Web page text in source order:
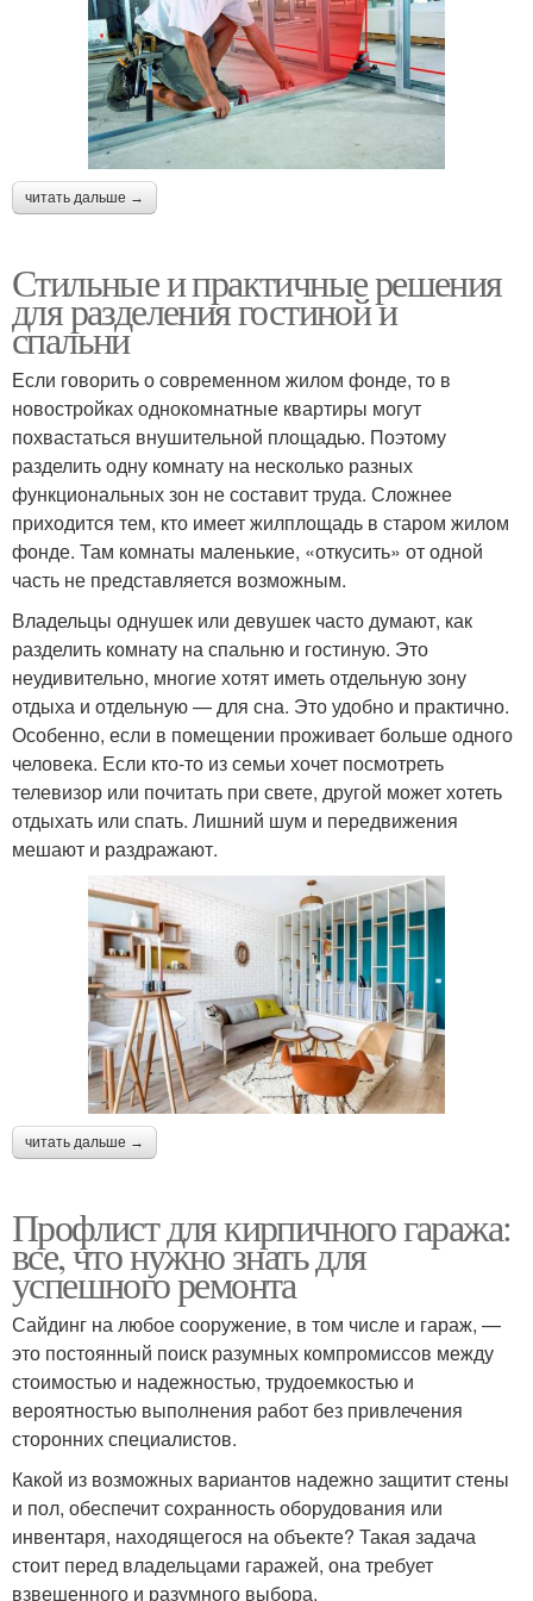
читать дальше →
Стильные и практичные решения
для разделения гостиной и
спальни
Если говорить о современном жилом фонде, то в
новостройках однокомнатные квартиры могут
похвастаться внушительной площадью. Поэтому
разделить одну комнату на несколько разных
функциональных зон не составит труда. Сложнее
приходится тем, кто имеет жилплощадь в старом жилом
фонде. Там комнаты маленькие, «откусить» от одной
часть не представляется возможным.
Владельцы однушек или девушек часто думают, как
разделить комнату на спальню и гостиную. Это
неудивительно, многие хотят иметь отдельную зону
отдыха и отдельную — для сна. Это удобно и практично.
Особенно, если в помещении проживает больше одного
человека. Если кто-то из семьи хочет посмотреть
телевизор или почитать при свете, другой может хотеть
отдыхать или спать. Лишний шум и передвижения
мешают и раздражают.
читать дальше →
Профлист для кирпичного гаража:
все, что нужно знать для
успешного ремонта
Сайдинг на любое сооружение, в том числе и гараж, —
это постоянный поиск разумных компромиссов между
стоимостью и надежностью, трудоемкостью и
вероятностью выполнения работ без привлечения
сторонних специалистов.
Какой из возможных вариантов надежно защитит стены
и пол, обеспечит сохранность оборудования или
инвентаря, находящегося на объекте? Такая задача
стоит перед владельцами гаражей, она требует
взвешенного и разумного выбора.